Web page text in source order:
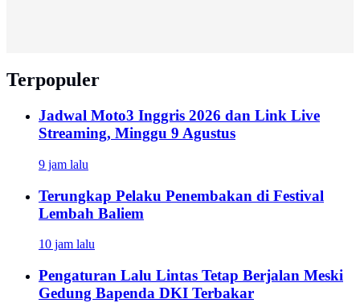
Terpopuler
Jadwal Moto3 Inggris 2026 dan Link Live
Streaming, Minggu 9 Agustus
9 jam lalu
Terungkap Pelaku Penembakan di Festival
Lembah Baliem
10 jam lalu
Pengaturan Lalu Lintas Tetap Berjalan Meski
Gedung Bapenda DKI Terbakar